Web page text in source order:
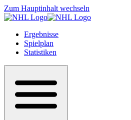
Zum Hauptinhalt wechseln
Ergebnisse
Spielplan
Statistiken